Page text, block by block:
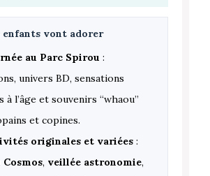
enfants vont adorer
au Parc Spirou :
univers BD, sensations
à l’âge et souvenirs “whaou”
et copines.
originales et variées :
Cosmos, veillée astronomie,